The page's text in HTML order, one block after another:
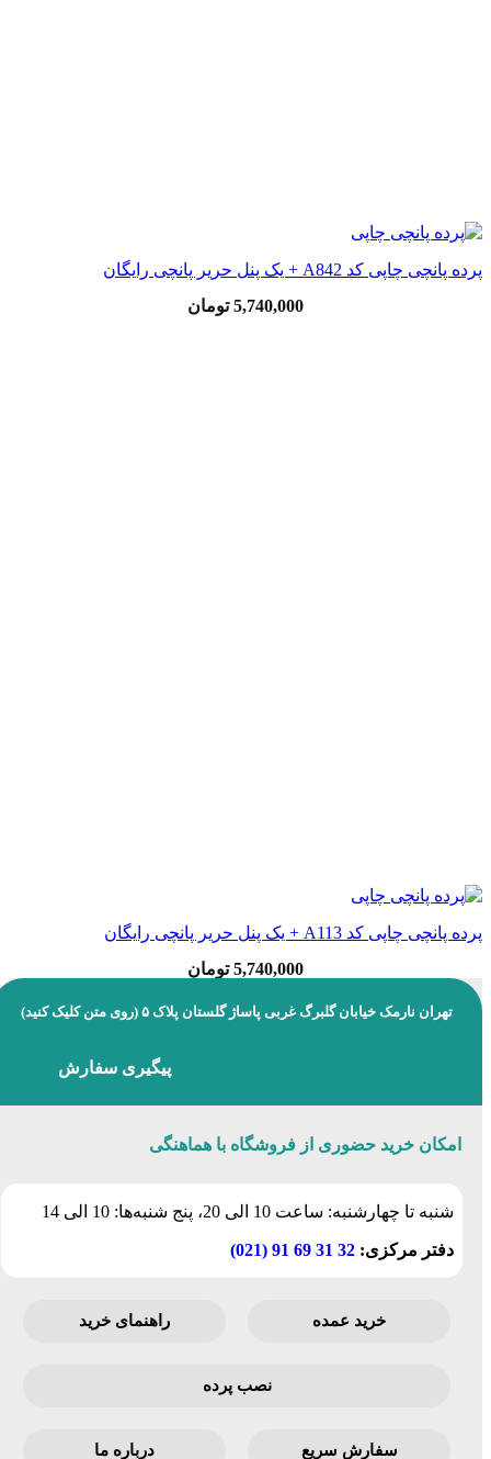
پرده پانچی چاپی کد A842 + یک پنل حریر پانچی رایگان
5,740,000 تومان
پرده پانچی چاپی کد A113 + یک پنل حریر پانچی رایگان
5,740,000 تومان
تهران نارمک خیابان گلبرگ غربی پاساژ گلستان پلاک ۵ (روی متن کلیک کنید)
پیگیری سفارش
امکان خرید حضوری از فروشگاه با هماهنگی
شنبه تا چهارشنبه: ساعت 10 الی 20، پنج شنبه‌ها: 10 الی 14
دفتر مرکزی:32 31 69 91 (021)
خرید عمده راهنمای خرید
نصب پرده
سفارش سریع درباره ما